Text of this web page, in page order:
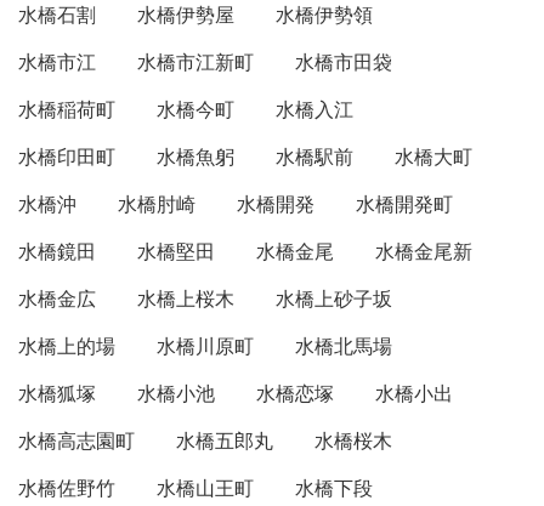
水橋石割
水橋伊勢屋
水橋伊勢領
水橋市江
水橋市江新町
水橋市田袋
水橋稲荷町
水橋今町
水橋入江
水橋印田町
水橋魚躬 水橋駅前
水橋大町
水橋沖
水橋肘崎 水橋開発
水橋開発町
水橋鏡田
水橋堅田 水橋金尾
水橋金尾新
水橋金広
水橋上桜木
水橋上砂子坂
水橋上的場
水橋川原町
水橋北馬場
水橋狐塚
水橋小池 水橋恋塚
水橋小出
水橋高志園町
水橋五郎丸
水橋桜木
水橋佐野竹
水橋山王町
水橋下段